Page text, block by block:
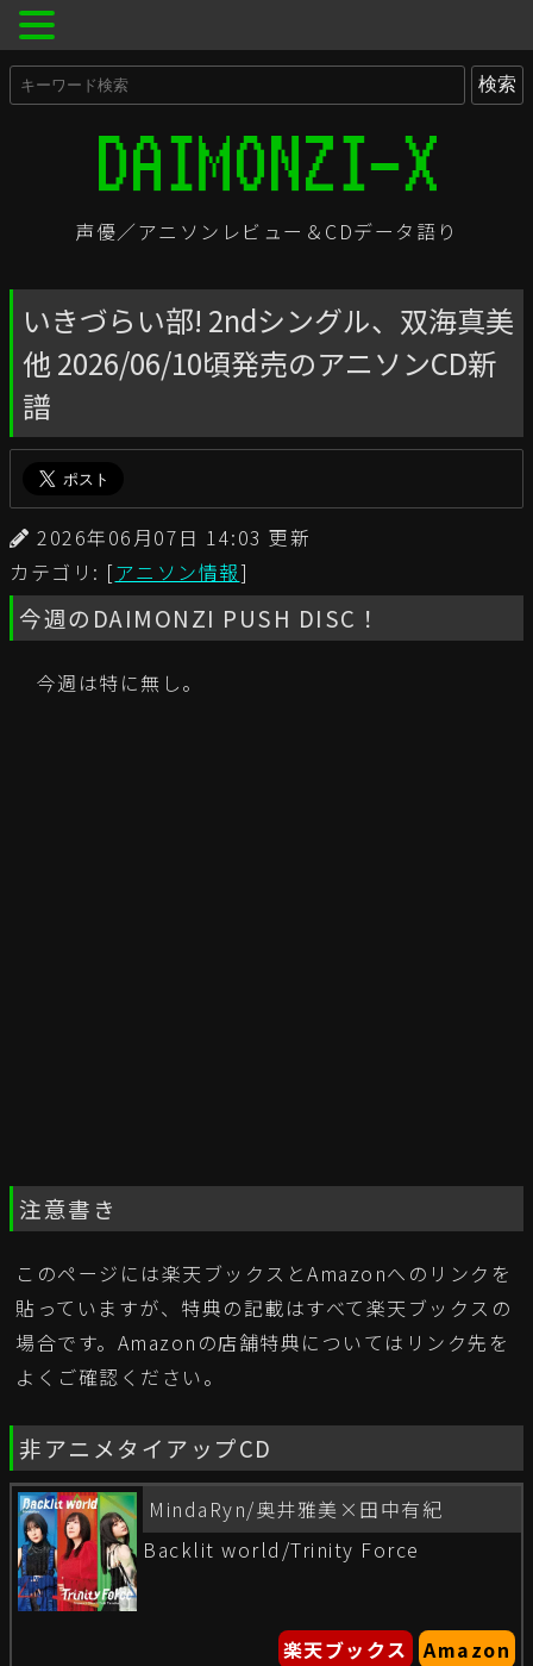
声優／アニソンレビュー＆CDデータ語り
いきづらい部! 2ndシングル、双海真美
他 2026/06/10頃発売のアニソンCD新
譜
2026年06月07日 14:03 更新
カテゴリ: [アニソン情報]
今週のDAIMONZI PUSH DISC！
今週は特に無し。
注意書き
このページには楽天ブックスとAmazonへのリンクを
貼っていますが、特典の記載はすべて楽天ブックスの
場合です。Amazonの店舗特典についてはリンク先を
よくご確認ください。
非アニメタイアップCD
MindaRyn/奥井雅美×田中有紀
Backlit world/Trinity Force
楽天ブックス Amazon